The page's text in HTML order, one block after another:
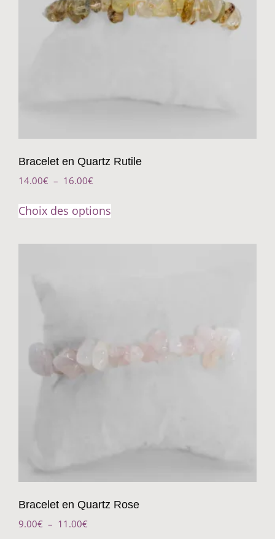
Bracelet en Quartz Rutile
14.00€ – 16.00€
Choix des options
Bracelet en Quartz Rose
9.00€ – 11.00€